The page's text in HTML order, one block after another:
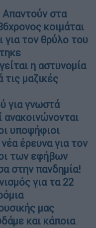
στα
κοιμάται
για τον θρύλο του
η αστυνομία
μαζικές
για γνωστά
ανακοινώνονται
υποψήφιοι
έρευνα για τον
των εφήβων
στην πανδημία!
για τα 22
μας
και κάποια